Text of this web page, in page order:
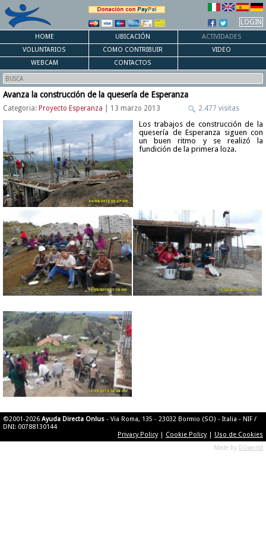
LOGIN
HOME UBICACIÓN
ACTIVIDADES
VOLUNTARIOS
COMO CONTRIBUIR
VIDEO
WEBCAM
CONTACTOS
Avanza la construcción de la quesería de Esperanza
Categoria: Proyecto Esperanza | 13 marzo 2013 2.477 visitas
Los trabajos de construcción de la
quesería de Esperanza siguen con
un buen ritmo y se realizó la
fundición de la primera loza.
©2001-2026 Ayuda Directa Onlus - Via Roma, 135 - 23032 Bormio (SO) - Italia - NIF /
DNI: 00788130144
Privacy Policy| Cookie Policy| Uso de Cookies
Made by DGworld